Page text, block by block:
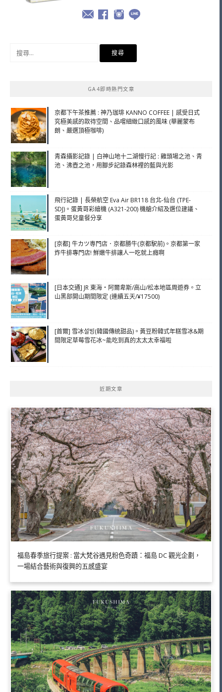
GA4即時熱門文章
京都下午茶推薦 : 神乃珈琲 KANNO COFFEE | 感受日式
究極美感的款待空間、品嚐細緻口感的風味 (華麗蒙布
朗、嚴選頂極咖啡)
青森攝影記錄 | 白神山地十二湖慢行記 : 雞頭場之池、青
池、沸壺之池，用腳步記錄森林裡的藍與光影
飛行記錄 | 長榮航空 Eva Air BR118 台北-仙台 (TPE-
SDJ)。蛋黃哥彩繪機 (A321-200) 機艙介紹及選位建議、
蛋黃哥兒童餐分享
[京都] 牛カツ専門店．京都勝牛(京都駅前)。京都第一家
炸牛排專門店! 鮮嫩牛排讓人一吃就上癮啊
[日本交通] JR 東海・阿爾卑斯/高山/松本地區周遊券。立
山黑部開山期間限定 (連續五天/¥17500)
[首爾] 雪冰설빙(韓國傳統甜品)。黃豆粉韓式年糕雪冰&期
間限定草莓雪花冰~能吃到真的太太太幸福啦
近期文章
福島春季旅行提案 : 當大梵谷遇見粉色奇蹟：福島 DC 觀光企劃，
一場結合藝術與復興的五感盛宴